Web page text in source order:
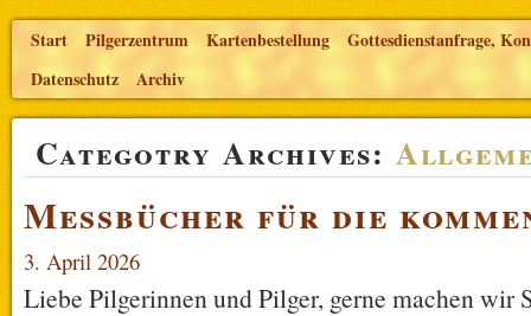
Start Pilgerzentrum Kartenbestellung
Gottesdienstanfrage,
Datenschutz
Archiv
Categotry Archives:
Messbücher für die
3. April 2026
Liebe Pilgerinnen und Pilger, gerne machen wir